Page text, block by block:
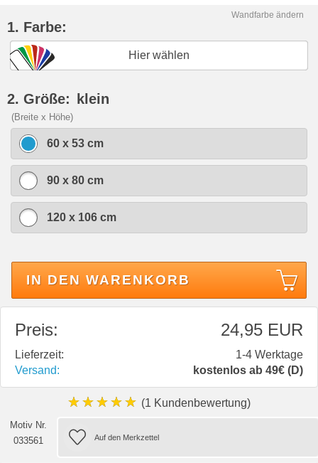
Wandfarbe ändern
1. Farbe:
Hier wählen
2. Größe: klein
(Breite x Höhe)
60 x 53 cm
90 x 80 cm
120 x 106 cm
IN DEN WARENKORB
Preis: 24,95 EUR
Lieferzeit:
1-4 Werktage
Versand:
kostenlos ab 49€ (D)
★★★★★ (1 Kundenbewertung)
Motiv Nr.
033561